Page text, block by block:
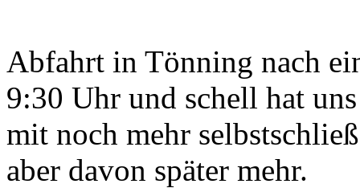
Abfahrt in Tönning nach
9:30 Uhr und schell hat
mit noch mehr
aber davon später mehr.